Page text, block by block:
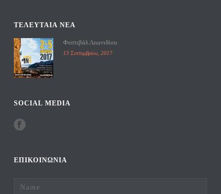
TΕΛΕΥΤΑΙΑ ΝΕΑ
Φεστιβάλ Λεωνιδίου
13 Σεπτεμβρίου, 2017
SOCIAL MEDIA
ΕΠΙΚΟΙΝΩΝΙΑ